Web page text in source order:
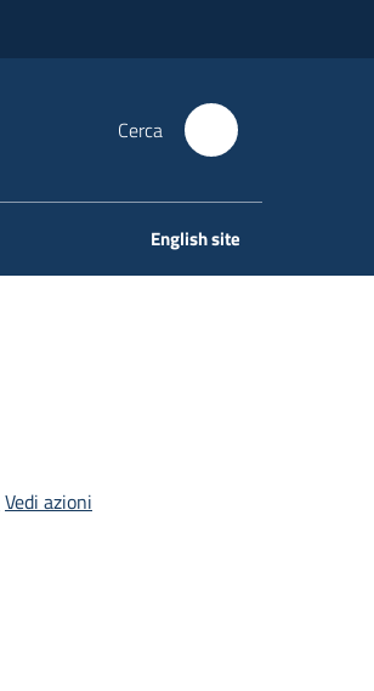
Cerca
English site
Vedi azioni